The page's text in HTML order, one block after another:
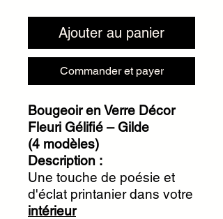
Ajouter au panier
Commander et payer
Bougeoir en Verre Décor
Fleuri Gélifié – Gilde
(4 modèles)
Description :
Une touche de poésie et
d'éclat printanier dans votre
intérieur